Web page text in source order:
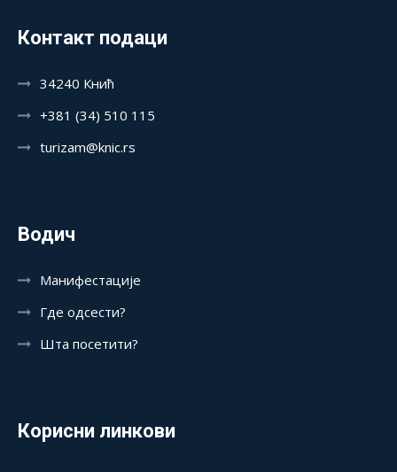
Контакт подаци
34240 Кнић
+381 (34) 510 115
turizam@knic.rs
Водич
Манифестације
Где одсести?
Шта посетити?
Корисни линкови